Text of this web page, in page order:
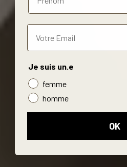
Je suis un.e
femme
homme
OK